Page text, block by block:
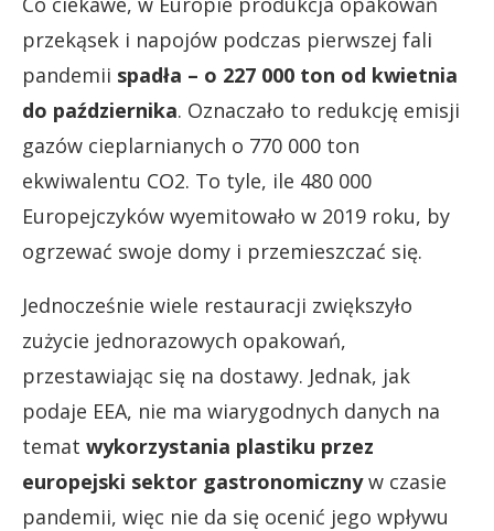
przekąsek i napojów podczas pierwszej fali
pandemii spadła – o 227 000 ton od kwietnia
do października. Oznaczało to redukcję emisji
gazów cieplarnianych o 770 000 ton
ekwiwalentu CO2. To tyle, ile 480 000
Europejczyków wyemitowało w 2019 roku, by
ogrzewać swoje domy i przemieszczać się.
Jednocześnie wiele restauracji zwiększyło
zużycie jednorazowych opakowań,
przestawiając się na dostawy. Jednak, jak
podaje EEA, nie ma wiarygodnych danych na
temat wykorzystania plastiku przez
europejski sektor gastronomicznyw czasie
pandemii, więc nie da się ocenić jego wpływu